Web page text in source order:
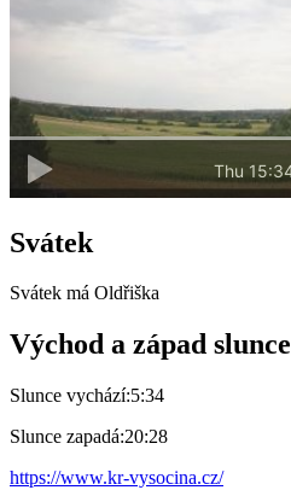
Svátek
Svátek má Oldřiška
Východ a západ slunce
Slunce vychází:5:34
Slunce zapadá:20:28
https://www.kr-vysocina.cz/